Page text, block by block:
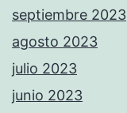
septiembre 2023
agosto 2023
julio 2023
junio 2023